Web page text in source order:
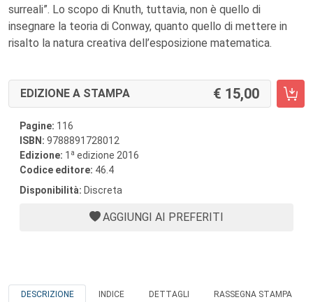
surreali”. Lo scopo di Knuth, tuttavia, non è quello di
insegnare la teoria di Conway, quanto quello di mettere in
risalto la natura creativa dell’esposizione matematica.
EDIZIONE A STAMPA 15,00
Pagine: 116
ISBN: 9788891728012
Edizione: 1 a edizione 2016
Codice editore: 46.4
Disponibilità: Discreta
AGGIUNGI AI PREFERITI
DESCRIZIONE INDICE DETTAGLI RASSEGNA STAMPA